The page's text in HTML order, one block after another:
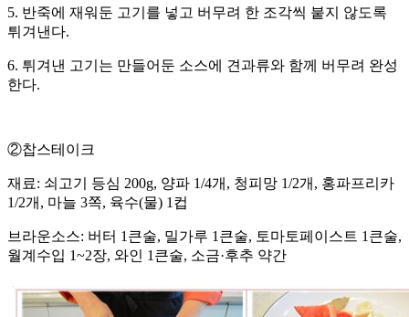
5. 반죽에 재워둔 고기를 넣고 버무려 한 조각씩 붙지 않도록
튀겨낸다.
6. 튀겨낸 고기는 만들어둔 소스에 견과류와 함께 버무려 완성
한다.
②찹스테이크
재료: 쇠고기 등심 200g, 양파 1/4개, 청피망 1/2개, 홍파프리카
1/2개, 마늘 3쪽, 육수(물) 1컵
브라운소스: 버터 1큰술, 밀가루 1큰술, 토마토페이스트 1큰술,
월계수입 1~2장, 와인 1큰술, 소금·후추 약간